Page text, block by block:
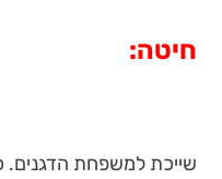
חיטה:
שייכת למשפחת הדגנים.